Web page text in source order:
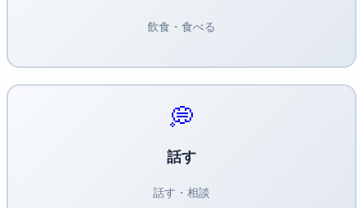
飲食・食べる
💭
話す
話す・相談